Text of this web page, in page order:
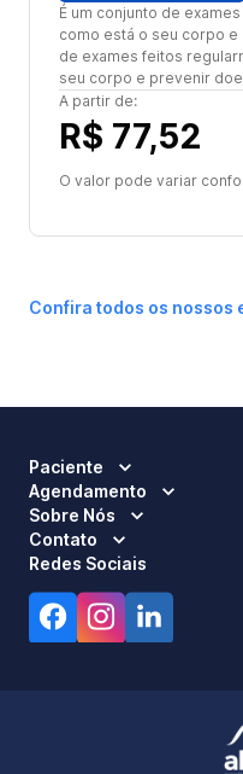
É um conjunto de
como está o seu corpo
de exames feitos
seu corpo e prevenir
A partir de:
R$ 77,52
O valor pode variar
Confira todos os nossos
Paciente
Agendamento
Sobre Nós
Contato
Redes Sociais